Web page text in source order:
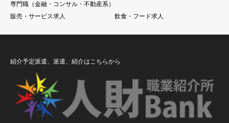
専門職（金融・コンサル・不動産系）
販売・サービス求人
飲食・フード求人
紹介予定派遣、派遣、紹介はこちらから